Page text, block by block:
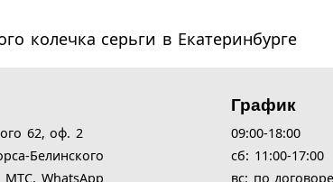
колечка серьги в Екатеринбурге
62,оф. 2
Белинского
МТС, WhatsApp
График
09:00-18:00
cб: 11:00-17:00
вс: по